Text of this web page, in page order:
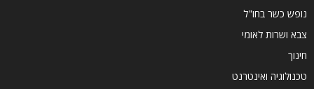
נופש כשר בחו"ל
צבא ושרות לאומי
חינוך
טכנולוגיה ואינטרנט